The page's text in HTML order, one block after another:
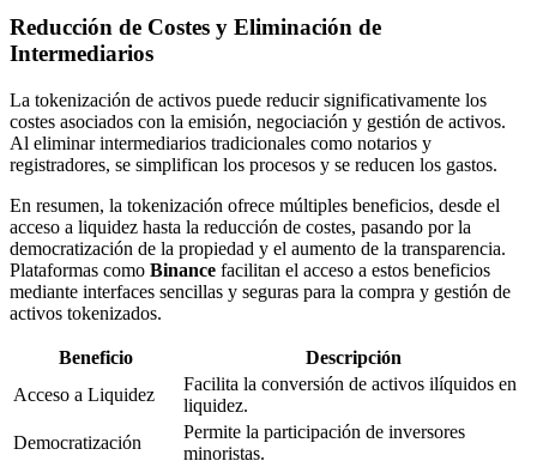
Reducción de Costes y Eliminación de
Intermediarios
La tokenización de activos puede reducir significativamente los
costes asociados con la emisión, negociación y gestión de activos.
Al eliminar intermediarios tradicionales como notarios y
registradores, se simplifican los procesos y se reducen los gastos.
En resumen, la tokenización ofrece múltiples beneficios, desde el
acceso a liquidez hasta la reducción de costes, pasando por la
democratización de la propiedad y el aumento de la transparencia.
Plataformas como Binance facilitan el acceso a estos beneficios
mediante interfaces sencillas y seguras para la compra y gestión de
activos tokenizados.
Beneficio
Descripción
Acceso a Liquidez
Facilita la conversión de activos ilíquidos en
liquidez.
Democratización
Permite la participación de inversores
minoristas.